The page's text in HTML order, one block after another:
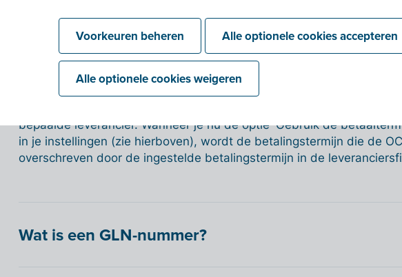
Behalve de algemene betalingstermijn kan je ook de
van een bepaalde klant aanpassen. Wanneer je nu een factuur voor
wordt de algemene betalingstermijn overschreven door de
voor die klant.
bepaalde leverancier. Wanneer je nu de optie 'Gebruik de
in je instellingen (zie hierboven), wordt de betalingstermijn die de
overschreven door de ingestelde betalingstermijn in de
Wat is een GLN-nummer?
Voorkeuren beheren Alle optionele cookies accepteren
Alle optionele cookies weigeren